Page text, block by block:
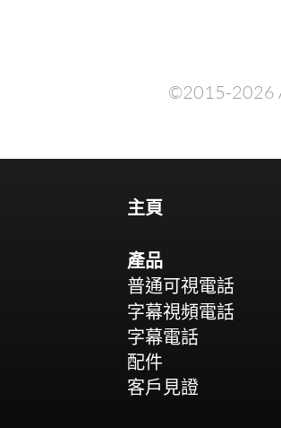
©2015-2026
主頁
產品
普通可視電話
字幕視頻電話
字幕電話
配件
客戶見證